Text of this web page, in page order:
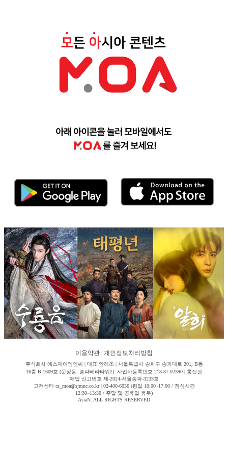
이용약관 개인정보처리방침
주식회사 에스제이엠엔씨 | 대표 안해조 | 서울특별시 송파구 송파대로 201, B동
16층 B-1609호 (문정동, 송파테라타워2) 사업자등록번호 218-87-02390 | 통신판
매업 신고번호 제-2024-서울송파-3233호
고객센터 cs_moa@sjmnc.co.kr | 02-400-6036 (평일 10:00~17:00 / 점심시간
12:30~13:30 / 주말 및 공휴일 휴무)
AsiaN. ALL RIGHTS RESERVED